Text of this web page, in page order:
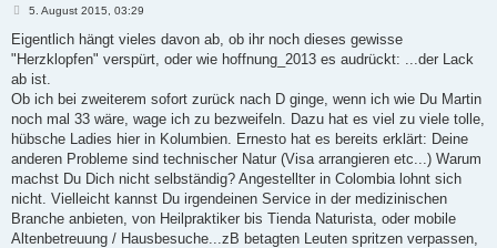
B
i
t
r
a
5. August 2015, 03:29
Eigentlich hängt vieles davon ab, ob ihr noch dieses gewisse
"Herzklopfen" verspürt, oder wie hoffnung_2013 es audrückt: ...der Lack
ab ist.
Ob ich bei zweiterem sofort zurück nach D ginge, wenn ich wie Du Martin
noch mal 33 wäre, wage ich zu bezweifeln. Dazu hat es viel zu viele tolle,
hübsche Ladies hier in Kolumbien. Ernesto hat es bereits erklärt: Deine
anderen Probleme sind technischer Natur (Visa arrangieren etc...) Warum
machst Du Dich nicht selbständig? Angestellter in Colombia lohnt sich
nicht. Vielleicht kannst Du irgendeinen Service in der medizinischen
Branche anbieten, von Heilpraktiker bis Tienda Naturista, oder mobile
Altenbetreuung / Hausbesuche...zB betagten Leuten spritzen verpassen,